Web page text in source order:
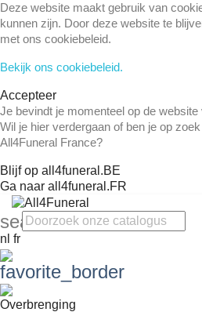
Deze website maakt gebruik van
kunnen zijn. Door deze website te
met ons cookiebeleid.
Bekijk ons cookiebeleid.
Accepteer
Je bevindt je momenteel op de website
Wil je hier verdergaan of ben je op
All4Funeral France?
Blijf op all4funeral.BE
Ga naar all4funeral.FR
search
nl fr
favorite_border
Overbrenging